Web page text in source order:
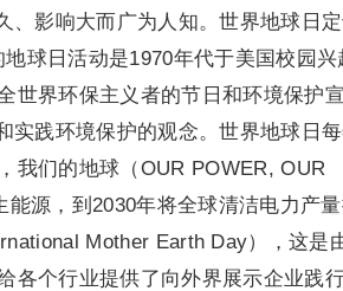
、影响大而广为人知。世界地球日
球日活动是1970年代于美国校园兴
世界环保主义者的节日和环境保护
实践环境保护的观念。世界地球日
我们的地球（OUR POWER, OUR
源，到2030年将全球清洁电力产
Mother Earth Day），这是
各个行业提供了向外界展示企业践